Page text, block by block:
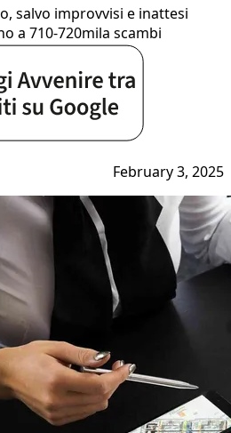
salvo improvvisi e inattesi
a 710-720mila scambi
February 3, 2025